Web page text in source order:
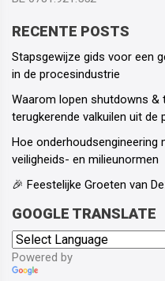
RECENTE POSTS
Stapsgewijze gids voor een
in de procesindustrie
Waarom lopen shutdowns &
terugkerende valkuilen uit de
Hoe onderhoudsengineering
veiligheids- en milieunormen
🎉 Feestelijke Groeten van
GOOGLE TRANSLATE
Powered by